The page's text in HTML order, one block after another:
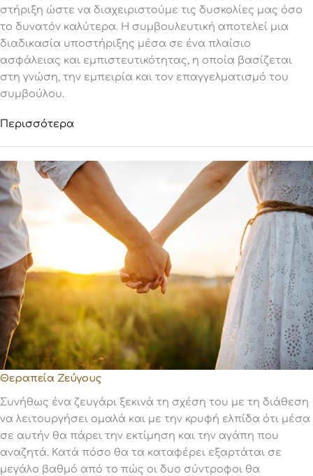
στήριξη ώστε να διαχειριστούμε τις δυσκολίες μας όσο
το δυνατόν καλύτερα. Η συμβουλευτική αποτελεί μια
διαδικασία υποστήριξης μέσα σε ένα πλαίσιο
ασφάλειας και εμπιστευτικότητας, η οποία βασίζεται
στη γνώση, την εμπειρία και τον επαγγελματισμό του
συμβούλου.
Περισσότερα
Θεραπεία Ζεύγους
Συνήθως ένα ζευγάρι ξεκινά τη σχέση του με τη διάθεση
να λειτουργήσει ομαλά και με την κρυφή ελπίδα ότι μέσα
σε αυτήν θα πάρει την εκτίμηση και την αγάπη που
αναζητά. Κατά πόσο θα τα καταφέρει εξαρτάται σε
μεγάλο βαθμό από το πώς οι δυο σύντροφοι θα